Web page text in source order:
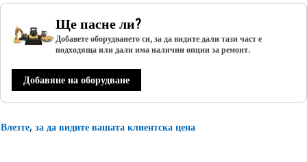
Ще пасне ли?
Добавете оборудването си, за да видите дали тази част е
подходяща или дали има налични опции за ремонт.
Добавяне на оборудване
Влезте, за да видите вашата клиентска цена